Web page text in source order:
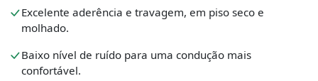
Excelente aderência e travagem, em piso seco e
molhado.
Baixo nível de ruído para uma condução mais
confortável.